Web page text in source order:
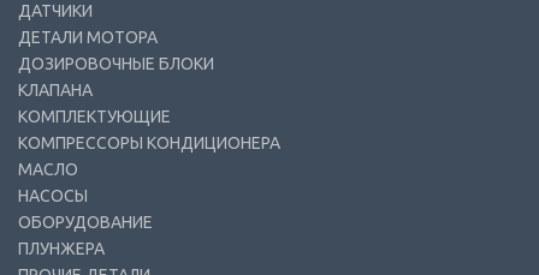
ДАТЧИКИ
ДЕТАЛИ МОТОРА
ДОЗИРОВОЧНЫЕ БЛОКИ
КЛАПАНА
КОМПЛЕКТУЮЩИЕ
КОМПРЕССОРЫ КОНДИЦИОНЕРА
МАСЛО
НАСОСЫ
ОБОРУДОВАНИЕ
ПЛУНЖЕРА